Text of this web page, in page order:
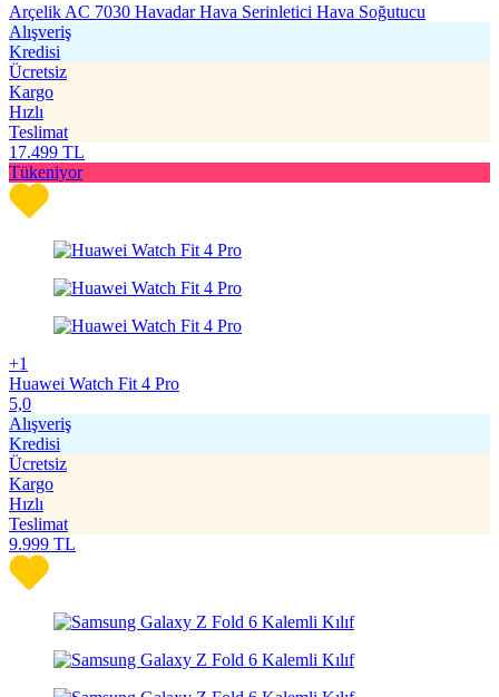
Arçelik AC 7030 Havadar Hava Serinletici Hava Soğutucu
Alışveriş
Kredisi
Ücretsiz
Kargo
Hızlı
Teslimat
17.499 TL
Tükeniyor
+1
Huawei Watch Fit 4 Pro
5,0
Alışveriş
Kredisi
Ücretsiz
Kargo
Hızlı
Teslimat
9.999 TL